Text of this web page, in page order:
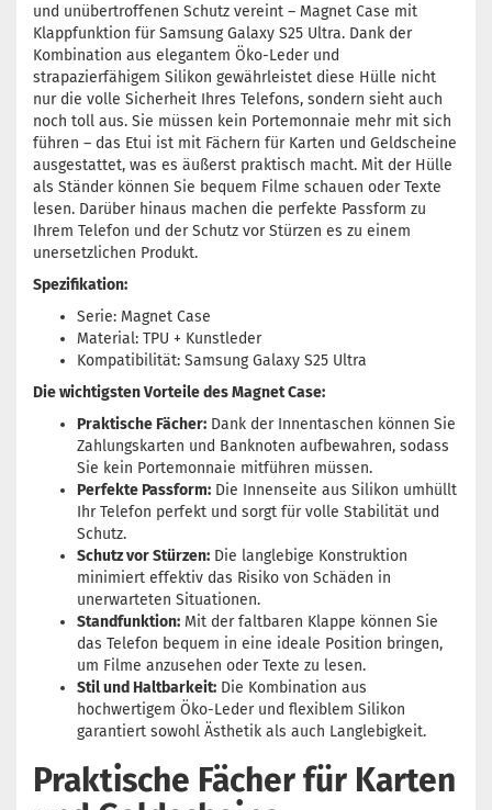
und unübertroffenen Schutz vereint – Magnet Case mit
Klappfunktion für Samsung Galaxy S25 Ultra. Dank der
Kombination aus elegantem Öko-Leder und
strapazierfähigem Silikon gewährleistet diese Hülle nicht
nur die volle Sicherheit Ihres Telefons, sondern sieht auch
noch toll aus. Sie müssen kein Portemonnaie mehr mit sich
führen – das Etui ist mit Fächern für Karten und Geldscheine
ausgestattet, was es äußerst praktisch macht. Mit der Hülle
als Ständer können Sie bequem Filme schauen oder Texte
lesen. Darüber hinaus machen die perfekte Passform zu
Ihrem Telefon und der Schutz vor Stürzen es zu einem
unersetzlichen Produkt.
Spezifikation:
Serie: Magnet Case
Material: TPU + Kunstleder
Kompatibilität: Samsung Galaxy S25 Ultra
Die wichtigsten Vorteile des Magnet Case:
Praktische Fächer: Dank der Innentaschen können Sie
Zahlungskarten und Banknoten aufbewahren, sodass
Sie kein Portemonnaie mitführen müssen.
Perfekte Passform: Die Innenseite aus Silikon umhüllt
Ihr Telefon perfekt und sorgt für volle Stabilität und
Schutz.
Schutz vor Stürzen: Die langlebige Konstruktion
minimiert effektiv das Risiko von Schäden in
unerwarteten Situationen.
Standfunktion: Mit der faltbaren Klappe können Sie
das Telefon bequem in eine ideale Position bringen,
um Filme anzusehen oder Texte zu lesen.
Stil und Haltbarkeit: Die Kombination aus
hochwertigem Öko-Leder und flexiblem Silikon
garantiert sowohl Ästhetik als auch Langlebigkeit.
Praktische Fächer für Karten